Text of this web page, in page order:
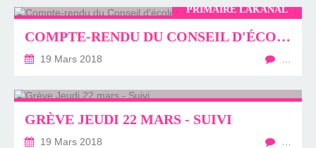
PRIMAIRE LAKANAL
COMPTE-RENDU DU CONSEIL D'ÉCOLE DE LA PRIMAIRE LAKANAL
19 Mars 2018
GRÈVE JEUDI 22 MARS - SUIVI
19 Mars 2018